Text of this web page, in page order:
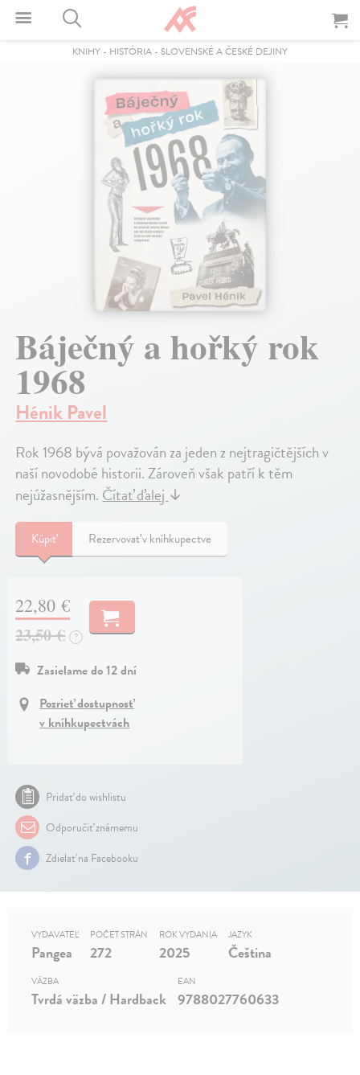
KNIHY - HISTÓRIA - SLOVENSKÉ A ČESKÉ DEJINY
Báječný a hořký rok
1968
Hénik Pavel
Rok 1968 bývá považován za jeden z nejtragičtějších v
naší novodobé historii. Zároveň však patří k těm
nejúžasnějším.Čítať ďalej↓
Kúpiť Rezervovať v kníhkupectve
22,80 €
23,50 € ?
Zasielame do 12 dní
Pozrieť dostupnosť
v kníhkupectvách
Pridať do wishlistu
Odporučiť známemu
Zdielať na Facebooku
VYDAVATEĽ
Pangea
POČET STRÁN
272
ROK VYDANIA
2025
JAZYK
Čeština
VÄZBA
Tvrdá väzba / Hardback
EAN
9788027760633